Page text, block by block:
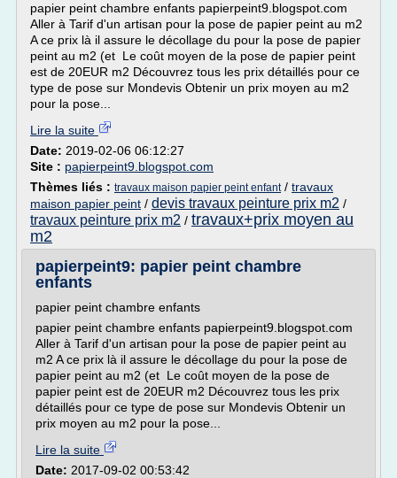
papier peint chambre enfants papierpeint9.blogspot.com
Aller à Tarif d'un artisan pour la pose de papier peint au m2
A ce prix là il assure le décollage du pour la pose de papier
peint au m2 (et Le coût moyen de la pose de papier peint
est de 20EUR m2 Découvrez tous les prix détaillés pour ce
type de pose sur Mondevis Obtenir un prix moyen au m2
pour la pose...
Lire la suite
Date: 2019-02-06 06:12:27
Site : papierpeint9.blogspot.com
Thèmes liés : travaux maison papier peint enfant/ travaux
maison papier peint / devis travaux peinture prix m2 /
travaux peinture prix m2 / travaux+prix moyen au
m2
papierpeint9: papier peint chambre
enfants
papier peint chambre enfants
papier peint chambre enfants papierpeint9.blogspot.com
Aller à Tarif d'un artisan pour la pose de papier peint au
m2 A ce prix là il assure le décollage du pour la pose de
papier peint au m2 (et Le coût moyen de la pose de
papier peint est de 20EUR m2 Découvrez tous les prix
détaillés pour ce type de pose sur Mondevis Obtenir un
prix moyen au m2 pour la pose...
Lire la suite
Date: 2017-09-02 00:53:42